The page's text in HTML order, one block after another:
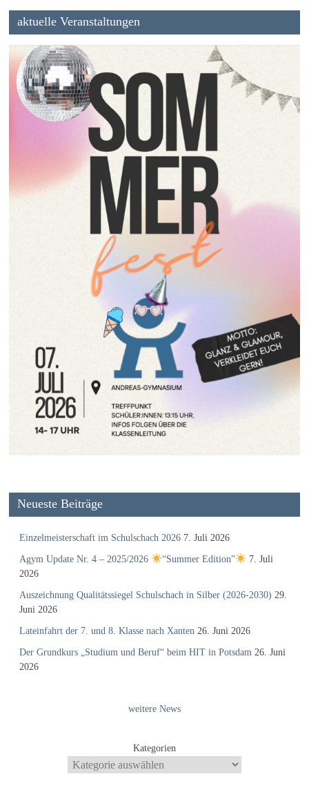
aktuelle Veranstaltungen
Neueste Beiträge
Einzelmeisterschaft im Schulschach 2026 7. Juli 2026
Agym Update Nr. 4 – 2025/2026 “Summer Edition”
7. Juli
2026
Auszeichnung Qualitätssiegel Schulschach in Silber (2026-2030) 29.
Juni 2026
Lateinfahrt der 7. und 8. Klasse nach Xanten 26. Juni 2026
Der Grundkurs „Studium und Beruf“ beim HIT in Potsdam 26. Juni
2026
weitere News
Kategorien